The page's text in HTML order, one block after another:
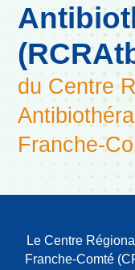
du Centre
Franche-
Le Centre
Franche-Comté